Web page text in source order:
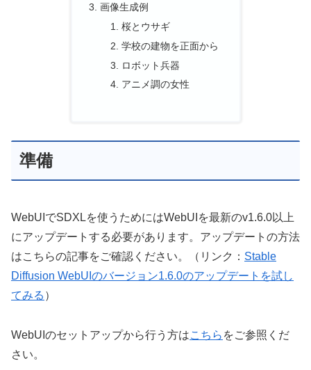
画像生成例
桜とウサギ
学校の建物を正面から
ロボット兵器
アニメ調の女性
準備
WebUIでSDXLを使うためにはWebUIを最新のv1.6.0以上
にアップデートする必要があります。アップデートの方法
はこちらの記事をご確認ください。（リンク： Stable
Diffusion WebUIのバージョン1.6.0のアップデートを試し
てみる ）
WebUIのセットアップから行う方はこちら をご参照くだ
さい。